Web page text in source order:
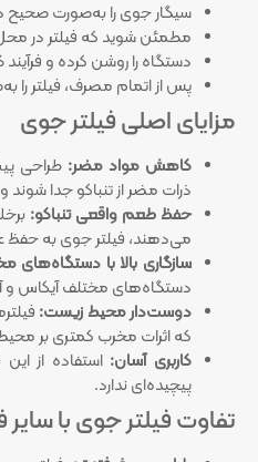
سیگار جوی را به‌صورت صحیح
مطمئن شوید که فیلتر در
دستگاه را روشن کرده و فرآیند
پس از اتمام مصرف، فیلتر را
مزایای اصلی فیلتر جوی
کاهش مواد مضر: طراحی
ذرات مضر از تنباکو جدا شوند
حفظ طعم واقعی تنباکو:
می‌دهند، فیلتر جوی به
سازگاری بالا با دستگاه‌های
دستگاه‌های مختلف آیکاس و
دوست‌دار محیط زیست:
که اثرات مخرب کمتری بر
کاربری آسان: استفاده از این
پیچیده‌ای ندارد.
تفاوت فیلتر جوی با سایر